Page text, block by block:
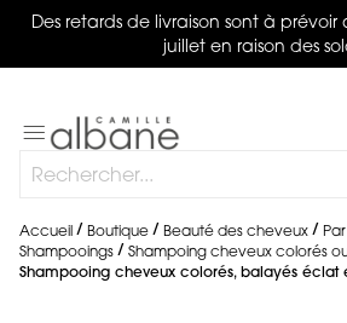
Des retards de livraison sont à
juillet en raison des
Basculer
navigation
Accueil Boutique Beauté des cheveux
Shampooings
Shampoing cheveux colorés
Shampooing cheveux colorés, balayés éclat